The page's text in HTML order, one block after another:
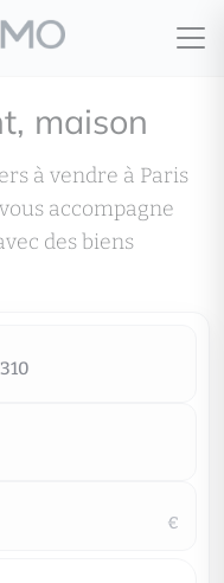
maison
à vendre à Paris
accompagne
des biens
€